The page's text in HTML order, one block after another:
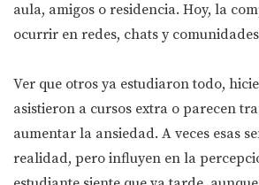
aula, amigos o residencia. Hoy, la
ocurrir en redes, chats y
Ver que otros ya estudiaron todo,
asistieron a cursos extra o parecen
aumentar la ansiedad. A veces esas
realidad, pero influyen en la